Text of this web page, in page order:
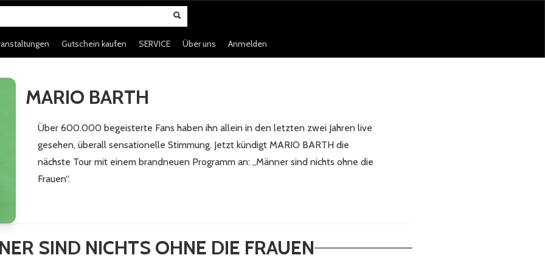
Gutschein kaufen SERVICE Über uns Anmelden
MARIO BARTH
Über 600.000 begeisterte Fans haben ihn allein in den letzten zwei Jahren live
gesehen, überall sensationelle Stimmung. Jetzt kündigt MARIO BARTH die
nächste Tour mit einem brandneuen Programm an: „Männer sind nichts ohne die
Frauen“.
SIND NICHTS OHNE DIE FRAUEN